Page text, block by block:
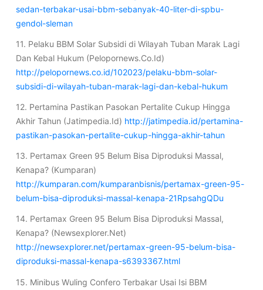
sedan-terbakar-usai-bbm-sebanyak-40-liter-di-spbu-
gendol-sleman
11. Pelaku BBM Solar Subsidi di Wilayah Tuban Marak Lagi
Dan Kebal Hukum (Pelopornews.Co.Id)
http://pelopornews.co.id/102023/pelaku-bbm-solar-
subsidi-di-wilayah-tuban-marak-lagi-dan-kebal-hukum
12. Pertamina Pastikan Pasokan Pertalite Cukup Hingga
Akhir Tahun (Jatimpedia.Id) http://jatimpedia.id/pertamina-
pastikan-pasokan-pertalite-cukup-hingga-akhir-tahun
13. Pertamax Green 95 Belum Bisa Diproduksi Massal,
Kenapa? (Kumparan)
http://kumparan.com/kumparanbisnis/pertamax-green-95-
belum-bisa-diproduksi-massal-kenapa-21RpsahgQDu
14. Pertamax Green 95 Belum Bisa Diproduksi Massal,
Kenapa? (Newsexplorer.Net)
http://newsexplorer.net/pertamax-green-95-belum-bisa-
diproduksi-massal-kenapa-s6393367.html
15. Minibus Wuling Confero Terbakar Usai Isi BBM